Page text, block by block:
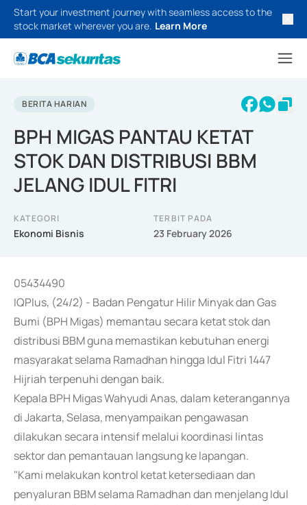
Start your investment journey with seamless access to the
stock market wherever you are. Learn More
BERITA HARIAN
BPH MIGAS PANTAU KETAT
STOK DAN DISTRIBUSI BBM
JELANG IDUL FITRI
KATEGORI
Ekonomi Bisnis
TERBIT PADA
23 February 2026
05434490
IQPlus, (24/2) - Badan Pengatur Hilir Minyak dan Gas
Bumi (BPH Migas) memantau secara ketat stok dan
distribusi BBM guna memastikan kebutuhan energi
masyarakat selama Ramadhan hingga Idul Fitri 1447
Hijriah terpenuhi dengan baik.
Kepala BPH Migas Wahyudi Anas, dalam keterangannya
di Jakarta, Selasa, menyampaikan pengawasan
dilakukan secara intensif melalui koordinasi lintas
sektor dan pemantauan langsung ke lapangan.
"Kami melakukan kontrol ketat ketersediaan dan
penyaluran BBM selama Ramadhan dan menjelang Idul